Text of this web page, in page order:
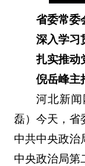
省委常委
深入学习
扎实推动
倪岳峰主
河北新
磊）今天，省
中共中央政治
中央政治局第